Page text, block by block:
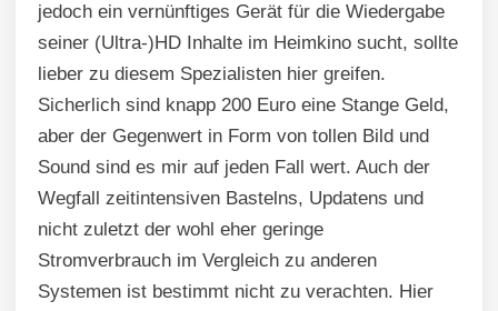
jedoch ein vernünftiges Gerät für die Wiedergabe
seiner (Ultra-)HD Inhalte im Heimkino sucht, sollte
lieber zu diesem Spezialisten hier greifen.
Sicherlich sind knapp 200 Euro eine Stange Geld,
aber der Gegenwert in Form von tollen Bild und
Sound sind es mir auf jeden Fall wert. Auch der
Wegfall zeitintensiven Bastelns, Updatens und
nicht zuletzt der wohl eher geringe
Stromverbrauch im Vergleich zu anderen
Systemen ist bestimmt nicht zu verachten. Hier